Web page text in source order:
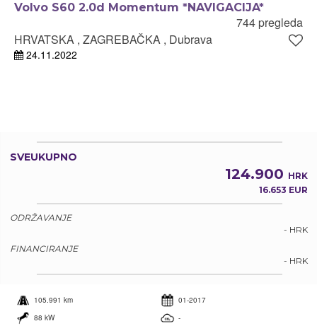
Volvo S60 2.0d Momentum *NAVIGACIJA*
744 pregleda
HRVATSKA , ZAGREBAČKA , Dubrava
24.11.2022
SVEUKUPNO
124.900 HRK
16.653 EUR
ODRŽAVANJE
- HRK
FINANCIRANJE
- HRK
105.991 km
01-2017
88 kW
-